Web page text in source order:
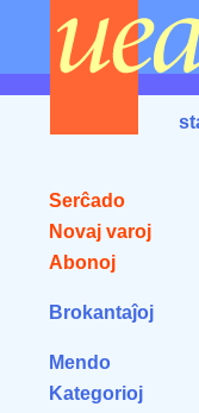
Serĉado
Novaj varoj
Abonoj
Brokantaĵoj
Mendo
Kategorioj